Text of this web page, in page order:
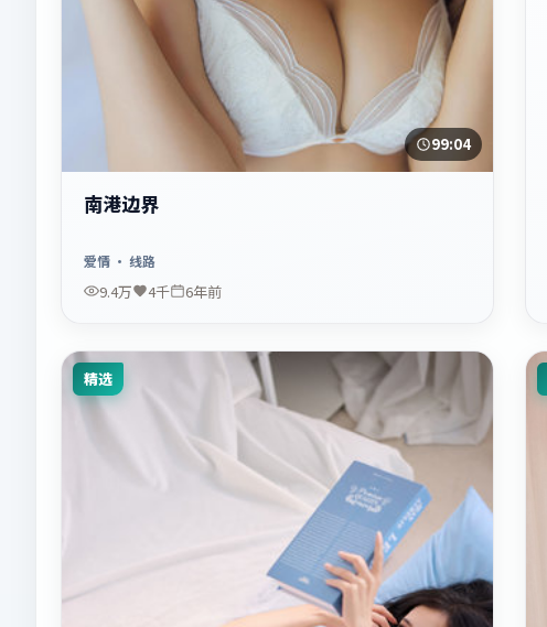
99:04
南港边界
爱情· 线路
9.4万 4千 6年前
精选